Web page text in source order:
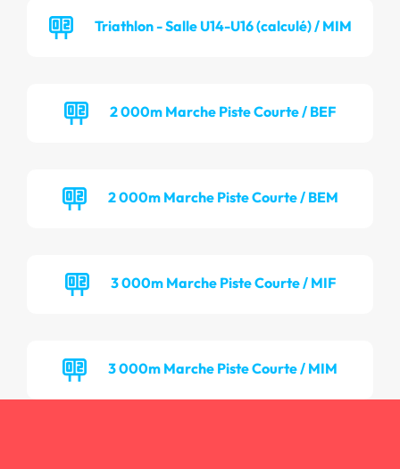
Triathlon - Salle U14-U16 (calculé) / MIM
2 000m Marche Piste Courte / BEF
2 000m Marche Piste Courte / BEM
3 000m Marche Piste Courte / MIF
3 000m Marche Piste Courte / MIM